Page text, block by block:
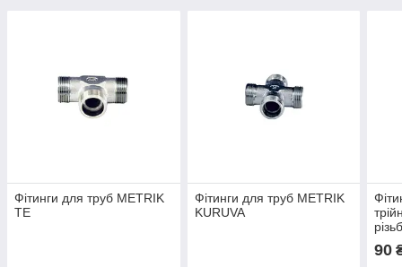
Фітинги для труб METRIK
TE
Фітинги для труб METRIK
KURUVA
90